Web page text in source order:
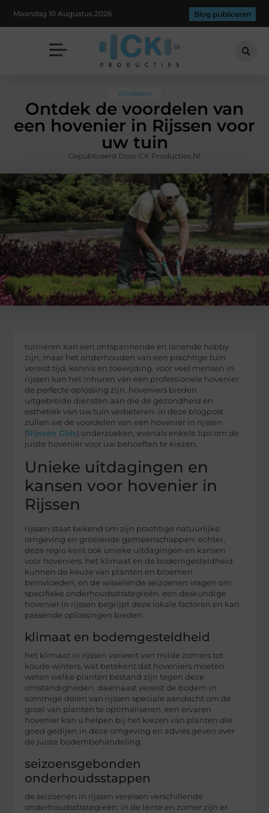
Maandag 10 Augustus 2026 Blog publiceren
Winkelen
Ontdek de voordelen van
een hovenier in Rijssen voor
uw tuin
Gepubliceerd Door CK Producties.nl
tuinieren kan een ontspannende en lonende hobby
zijn, maar het onderhouden van een prachtige tuin
vereist tijd, kennis en toewijding. voor veel mensen in
rijssen kan het inhuren van een professionele hovenier
de perfecte oplossing zijn. hoveniers bieden
uitgebreide diensten aan die de gezondheid en
esthetiek van uw tuin verbeteren. in deze blogpost
zullen we de voordelen van een hovenier in rijssen
(Rijssen Gids) onderzoeken, evenals enkele tips om de
juiste hovenier voor uw behoeften te kiezen.
Unieke uitdagingen en
kansen voor hovenier in
Rijssen
rijssen staat bekend om zijn prachtige natuurlijke
omgeving en groeiende gemeenschappen. echter,
deze regio kent ook unieke uitdagingen en kansen
voor hoveniers. het klimaat en de bodemgesteldheid
kunnen de keuze van planten en bloemen
beïnvloeden, en de wisselende seizoenen vragen om
specifieke onderhoudsstrategieën. een deskundige
hovenier in rijssen begrijpt deze lokale factoren en kan
passende oplossingen bieden.
klimaat en bodemgesteldheid
het klimaat in rijssen varieert van milde zomers tot
koude winters, wat betekent dat hoveniers moeten
weten welke planten bestand zijn tegen deze
omstandigheden. daarnaast vereist de bodem in
sommige delen van rijssen speciale aandacht om de
groei van planten te optimaliseren. een ervaren
hovenier kan u helpen bij het kiezen van planten die
goed gedijen in deze omgeving en advies geven over
de juiste bodembehandeling.
seizoensgebonden
onderhoudsstappen
de seizoenen in rijssen vereisen verschillende
onderhoudsstrategieën. in de lente en zomer zijn er